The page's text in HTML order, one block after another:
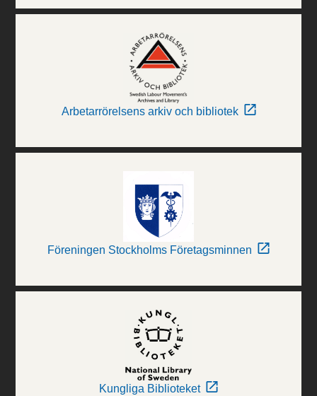
Arbetarrörelsens arkiv och bibliotek
Föreningen Stockholms Företagsminnen
Kungliga Biblioteket